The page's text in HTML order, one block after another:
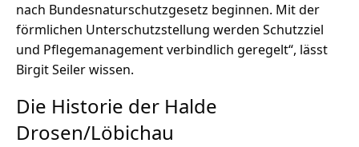
nach Bundesnaturschutzgesetz beginnen. Mit der
förmlichen Unterschutzstellung werden Schutzziel
und Pflegemanagement verbindlich geregelt“, lässt
Birgit Seiler wissen.
Die Historie der Halde
Drosen/Löbichau